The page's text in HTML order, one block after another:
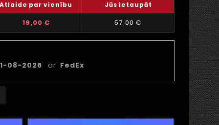
Atlaide par vienību Jūs ietaupāt
19,00 € 57,00 €
08-2026 ar FedEx